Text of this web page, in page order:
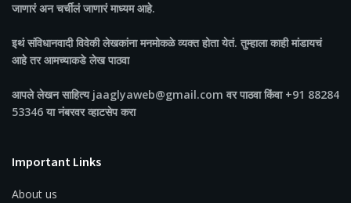
जाणारं अन चर्चीलं जाणारं माध्यम आहे.
इथं संविधानवादी विवेकी लेखकांना मनमोकळे व्यक्त होता येतं. तुम्हाला काही मांडायचं
आहे तर आमच्याकडे लेख पाठवा
आपले लेखन साहित्य jaaglyaweb@gmail.com वर पाठवा किंवा +91 88284
53346 या नंबरवर व्हाटसेप करा
Important Links
About us